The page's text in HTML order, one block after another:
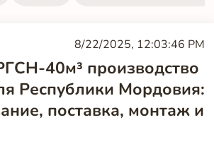
8/22/2025, 12:03:46 PM
40м³ производство
Республики Мордовия:
поставка, монтаж и